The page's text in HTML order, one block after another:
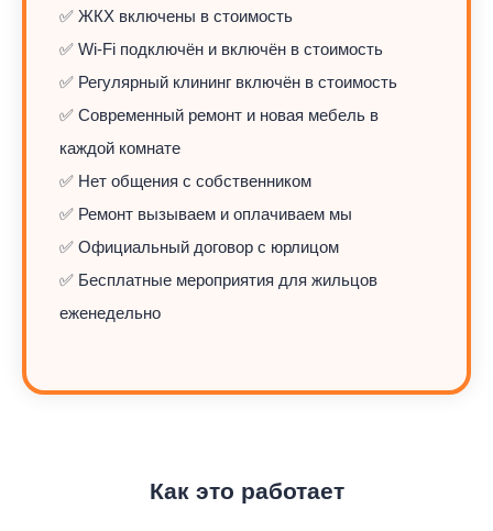
✅ ЖКХ включены в стоимость
✅ Wi-Fi подключён и включён в стоимость
✅ Регулярный клининг включён в стоимость
✅ Современный ремонт и новая мебель в
каждой комнате
✅ Нет общения с собственником
✅ Ремонт вызываем и оплачиваем мы
✅ Официальный договор с юрлицом
✅ Бесплатные мероприятия для жильцов
еженедельно
Как это работает